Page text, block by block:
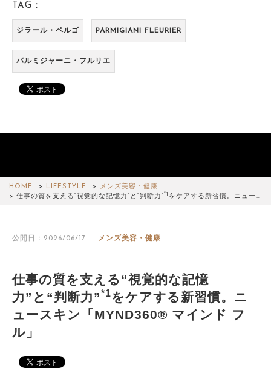
TAG：
ジラール・ペルゴ PARMIGIANI FLEURIER
パルミジャーニ・フルリエ
HOME LIFESTYLE
メンズ美容・健康
仕事の質を支える“視覚的な記憶力”と“判断力”*1 をケアする新習慣。ニュー…
公開日：2026/06/17 メンズ美容・健康
仕事の質を支える“視覚的な記憶
力”と“判断力”*1をケアする新習慣。ニ
ュースキン「MYND360® マインド フ
ル」